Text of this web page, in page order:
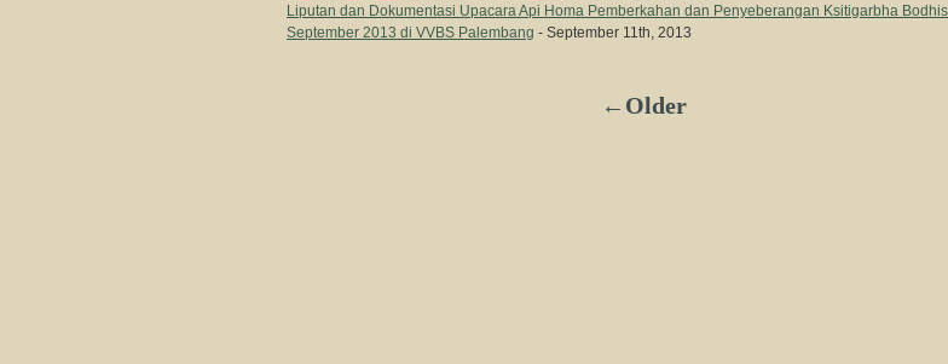
Liputan dan Dokumentasi Upacara Api Homa Pemberkahan dan Penyeberangan Ksitigarbha
September 2013 di VVBS Palembang - September 11th, 2013
←Older